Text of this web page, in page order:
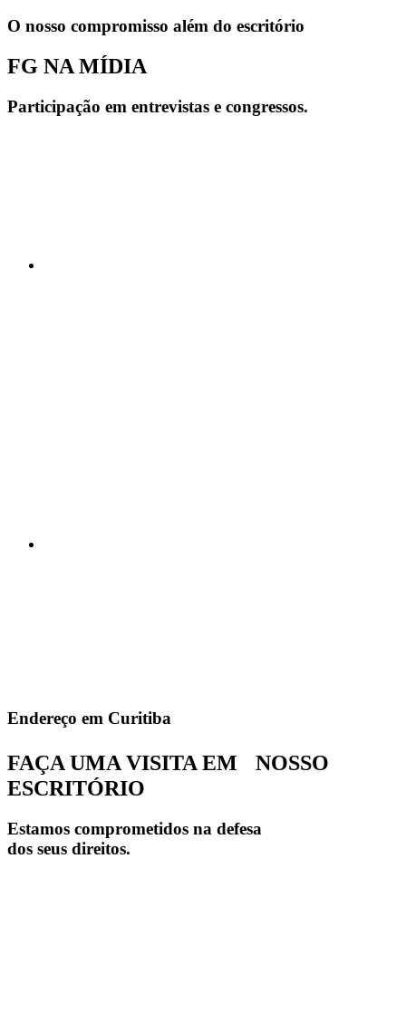
O nosso compromisso além do escritório
FG NA MÍDIA
Participação em entrevistas e congressos.
Endereço em Curitiba
FAÇA UMA VISITA EM NOSSO
ESCRITÓRIO
Estamos comprometidos na defesa
dos seus direitos.